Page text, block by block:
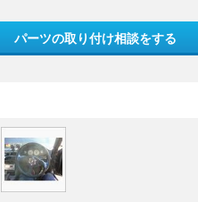
パーツの取り付け相談をする